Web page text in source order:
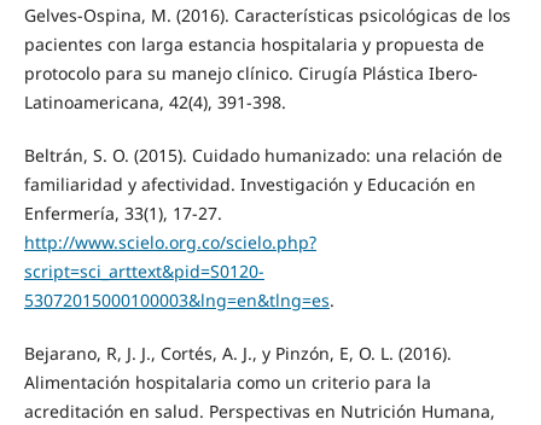
Gelves-Ospina, M. (2016). Características psicológicas de los
pacientes con larga estancia hospitalaria y propuesta de
protocolo para su manejo clínico. Cirugía Plástica Ibero-
Latinoamericana, 42(4), 391-398.
Beltrán, S. O. (2015). Cuidado humanizado: una relación de
familiaridad y afectividad. Investigación y Educación en
Enfermería, 33(1), 17-27.
http://www.scielo.org.co/scielo.php?
script=sci_arttext&pid=S0120-
53072015000100003&lng=en&tlng=es.
Bejarano, R, J. J., Cortés, A. J., y Pinzón, E, O. L. (2016).
Alimentación hospitalaria como un criterio para la
acreditación en salud. Perspectivas en Nutrición Humana,